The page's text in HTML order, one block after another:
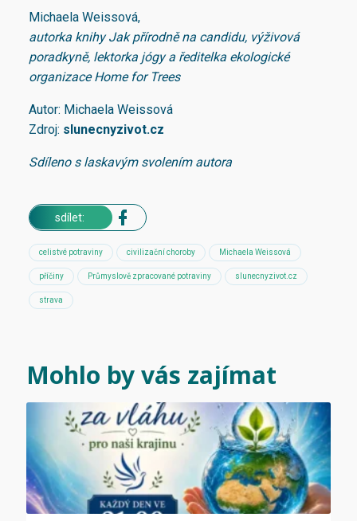
Michaela Weissová,
autorka knihy Jak přírodně na candidu, výživová
poradkyně, lektorka jógy a ředitelka ekologické
organizace Home for Trees
Autor: Michaela Weissová
Zdroj: slunecnyzivot.cz
Sdíleno s laskavým svolením autora
sdílet:
celistvé potraviny civilizační choroby Michaela Weissová
příčiny Průmyslově zpracované potraviny slunecnyzivot.cz
strava
Mohlo by vás zajímat